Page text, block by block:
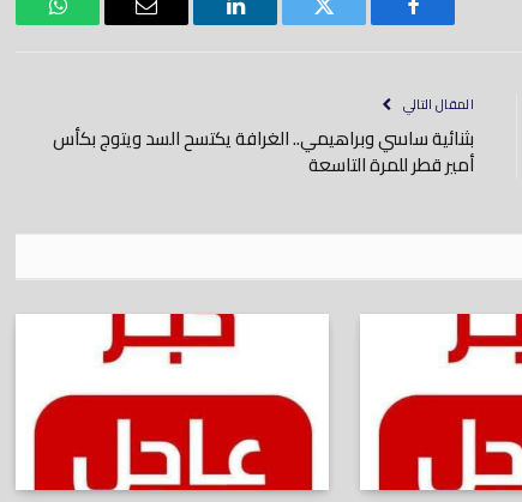
فيسبوك تويتر لينكدود
بريد
واتساب
المقال التالي
بثنائية ساسي وبراهيمي.. الغرافة يكتسح السد ويتوج بكأس
أمير قطر للمرة التاسعة